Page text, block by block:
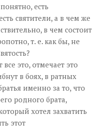
есть
святители, а в чем же
в чем состоит
т. е. как бы, не
это, отмечает это
в боях, в ратных
именно за то, что
родного брата,
хотел захватить
этот